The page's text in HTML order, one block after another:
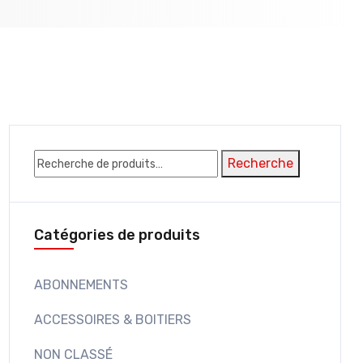
Recherche
pour :
Recherche
Catégories de produits
ABONNEMENTS
ACCESSOIRES & BOITIERS
NON CLASSÉ